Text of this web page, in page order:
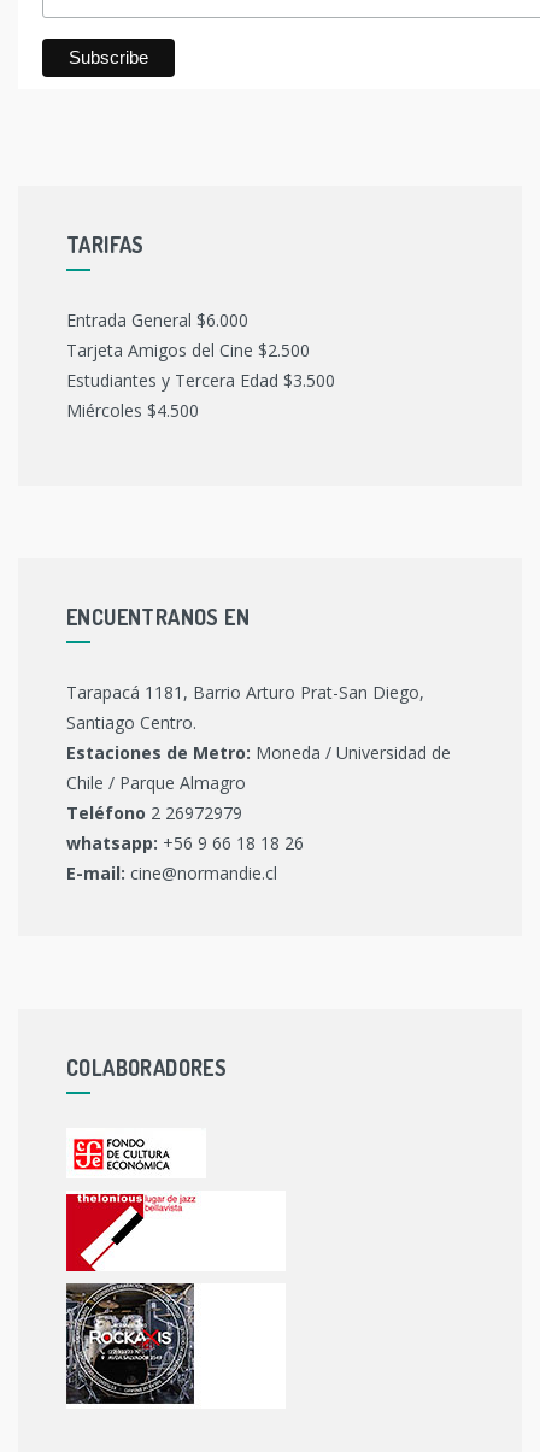
TARIFAS
Entrada General $6.000
Tarjeta Amigos del Cine $2.500
Estudiantes y Tercera Edad $3.500
Miércoles $4.500
ENCUENTRANOS EN
Tarapacá 1181, Barrio Arturo Prat-San Diego,
Santiago Centro.
Estaciones de Metro: Moneda / Universidad de
Chile / Parque Almagro
Teléfono 2 26972979
whatsapp: +56 9 66 18 18 26
E-mail: cine@normandie.cl
COLABORADORES